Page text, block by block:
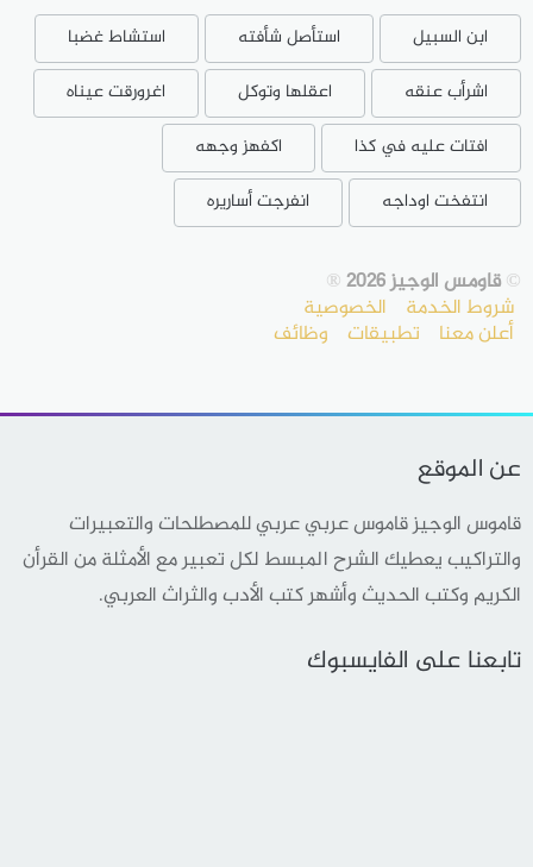
ابن السبيل استأصل شأفته
استشاط غضبا
اشرأب عنقه
اعقلها وتوكل
اغرورقت عيناه
افتات عليه في كذا
اكفهز وجهه
انتفخت اوداجه
انفرجت أساريره
©قاومس الوجيز 2026 ®
شروط الخدمة الخصوصية
أعلن معنا تطبيقات وظائف
عن الموقع
قاموس الوجيز قاموس عربي عربي للمصطلحات والتعبيرات
والتراكيب يعطيك الشرح المبسط لكل تعبير مع الأمثلة من القرأن
الكريم وكتب الحديث وأشهر كتب الأدب والثراث العربي.
تابعنا على الفايسبوك